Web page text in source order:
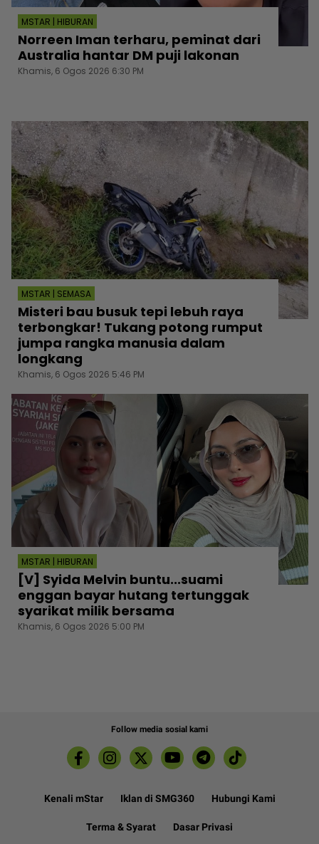
MSTAR | HIBURAN
Norreen Iman terharu, peminat dari
Australia hantar DM puji lakonan
Khamis, 6 Ogos 2026 6:30 PM
MSTAR | SEMASA
Misteri bau busuk tepi lebuh raya
terbongkar! Tukang potong rumput
jumpa rangka manusia dalam
longkang
Khamis, 6 Ogos 2026 5:46 PM
MSTAR | HIBURAN
[V] Syida Melvin buntu...suami
enggan bayar hutang tertunggak
syarikat milik bersama
Khamis, 6 Ogos 2026 5:00 PM
Follow media sosial kami
Kenali mStar Iklan di SMG360 Hubungi Kami
Terma & Syarat Dasar Privasi